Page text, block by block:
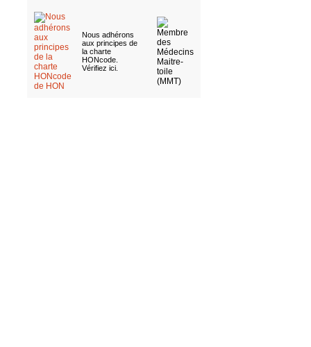
Nous adhérons
aux principes de
la charte
HONcode.
Vérifiez ici.